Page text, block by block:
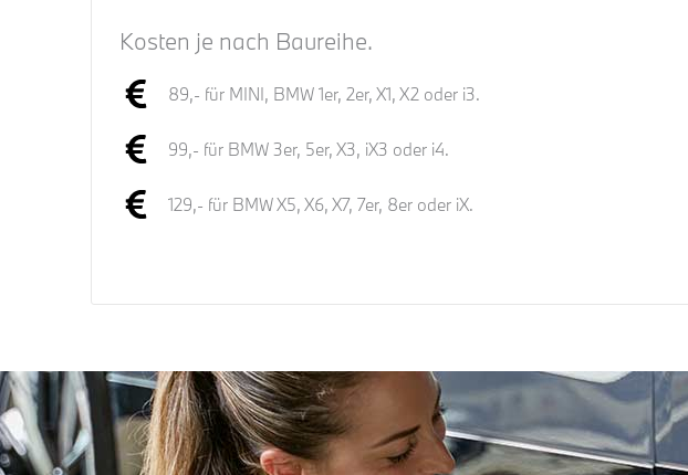
Kosten je nach Baureihe.
89,- für MINI, BMW 1er, 2er, X1, X2 oder i3.
99,- für BMW 3er, 5er, X3, iX3 oder i4.
129,- für BMW X5, X6, X7, 7er, 8er oder iX.